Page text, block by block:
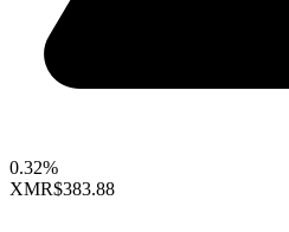
0.32%
XMR$383.88